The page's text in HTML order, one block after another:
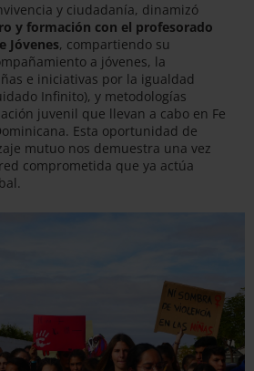
y ciudadanía, dinamizó
y formación con el profesorado
Jóvenes, compartiendo su
a jóvenes, la
e iniciativas por la igualdad
Infinito), y metodologías
juvenil que llevan a cabo en Fe
Esta oportunidad de
mutuo nos demuestra una vez
comprometida que ya actúa